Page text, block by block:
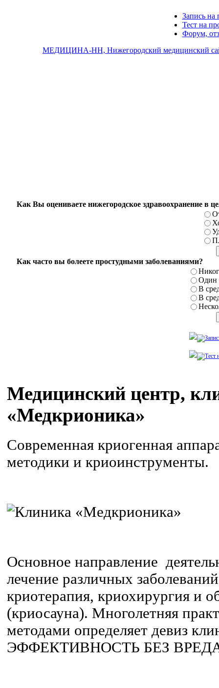
Запись на
Тест на
Форум,
МЕДИЦИНА-НН, Нижегородский медицинский
Как Вы оцениваете нижегородское здравоохранение в
Как часто вы болеете простудными заболеваниями?
Один
В
В
Медицинский центр,
«Медкрионика»
Современная криогенная
методики и криоинструменты.
Основное направление
лечение различных
криотерапия, криохирургия и
(криосауна). Многолетняя
методами определяет девиз
ЭФФЕКТИВНОСТЬ БЕЗ